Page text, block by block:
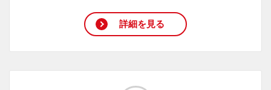
詳細を見る